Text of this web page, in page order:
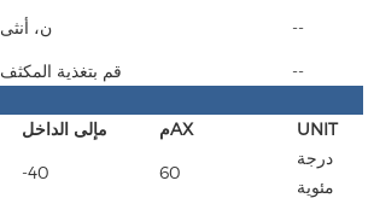
ن، أنثى --
قم بتغذية المكثف
--
مإلى الداخل مAX UNIT
-40 60
درجة
مئوية